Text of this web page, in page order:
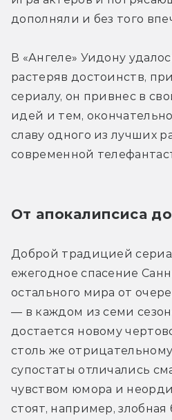
дополняли и без того
В «Ангеле» Уидону
растеряв достоинств,
сериалу, он привнес в
идей и тем,
славу одного из лучших
современной
От апокалипсиса
Доброй традицией
ежегодное спасение
остального мира от
— в каждом из семи
достается новому
столь же
супостаты отличались
чувством юмора и
стоят, например, злобная